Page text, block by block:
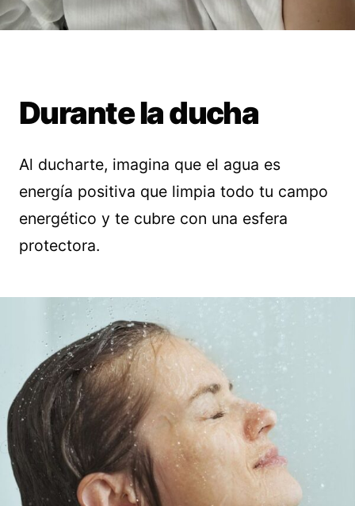
Durante la ducha
Al ducharte, imagina que el agua es
energía positiva que limpia todo tu campo
energético y te cubre con una esfera
protectora.